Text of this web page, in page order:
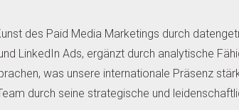
des Paid Media Marketings durch
LinkedIn Ads, ergänzt durch analytische
was unsere internationale Präsenz
durch seine strategische und